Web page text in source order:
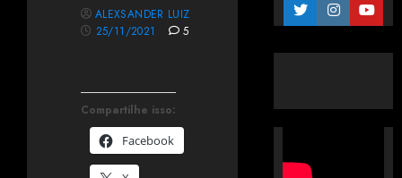
Compartilhe isso:
Facebook
ALEXSANDER LUIZ
25/11/2021
5